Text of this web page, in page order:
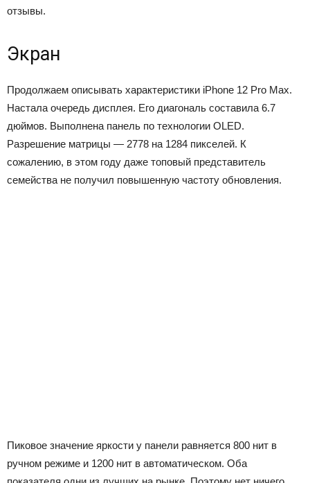
отзывы.
Экран
Продолжаем описывать характеристики iPhone 12 Pro Max.
Настала очередь дисплея. Его диагональ составила 6.7
дюймов. Выполнена панель по технологии OLED.
Разрешение матрицы — 2778 на 1284 пикселей. К
сожалению, в этом году даже топовый представитель
семейства не получил повышенную частоту обновления.
Пиковое значение яркости у панели равняется 800 нит в
ручном режиме и 1200 нит в автоматическом. Оба